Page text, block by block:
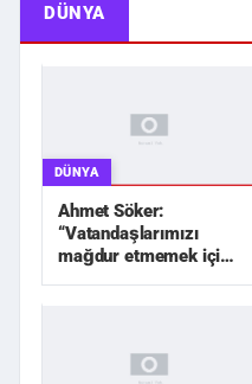
DÜNYA
DÜNYA
Ahmet Söker:
“Vatandaşlarımızı
mağdur etmemek için